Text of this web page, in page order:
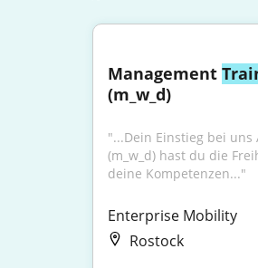
Management
(m_w_d)
"...Dein Einstieg bei uns
(m_w_d) hast du die
deine Kompetenzen..."
Enterprise Mobility
Rostock